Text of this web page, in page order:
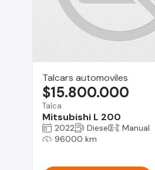
Talcars automoviles
Talca
Mitsubishi L 200
$15.800.000
2022 Diesel
Manual
96000 km